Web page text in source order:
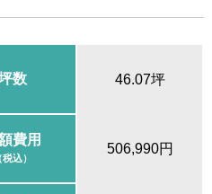
数 46.07坪
費用
込）
506,990円